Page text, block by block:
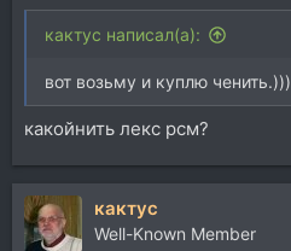
кактус написал(а):
вот возьму и куплю ченить.)))
какойнить лекс рсм?
кактус
Well-Known Member